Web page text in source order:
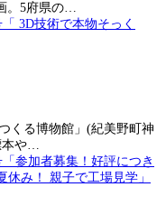
。5府県の…
くる博物館」(紀美野町神
本や…